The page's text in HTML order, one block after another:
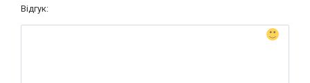
Відгук: